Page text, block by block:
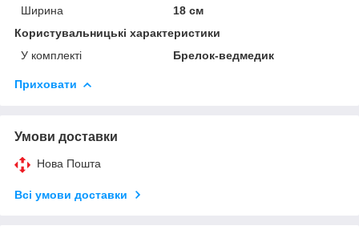
Ширина
18 см
Користувальницькі характеристики
У комплекті
Брелок-ведмедик
Приховати
Умови доставки
Нова Пошта
Всі умови доставки